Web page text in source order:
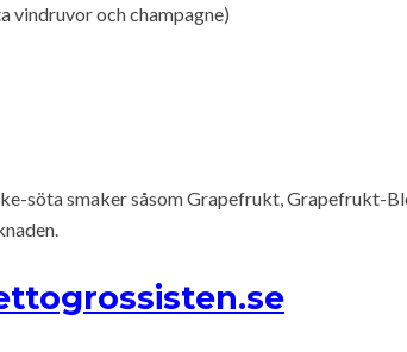
vindruvor och champagne)
söta smaker såsom Grapefrukt, Grapefrukt-